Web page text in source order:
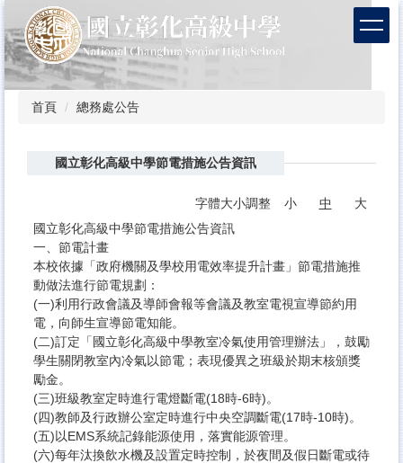
到
主
要
內
首頁 總務處公告
國立彰化高級中學節電措施公告資訊
字體大小調整 小 中
大
國立彰化高級中學節電措施公告資訊
一、節電計畫
本校依據「政府機關及學校用電效率提升計畫」節電措施推
動做法進行節電規劃：
(一)利用行政會議及導師會報等會議及教室電視宣導節約用
電，向師生宣導節電知能。
(二)訂定「國立彰化高級中學教室冷氣使用管理辦法」，鼓勵
學生關閉教室內冷氣以節電；表現優異之班級於期末核頒獎
勵金。
(三)班級教室定時進行電燈斷電(18時-6時)。
(四)教師及行政辦公室定時進行中央空調斷電(17時-10時)。
(五)以EMS系統記錄能源使用，落實能源管理。
(六)每年汰換飲水機及設置定時控制，於夜間及假日斷電或待